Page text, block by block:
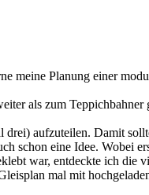
meine Planung einer
als zum
aufzuteilen. Damit
schon eine Idee.
war, entdeckte ich
mal mit